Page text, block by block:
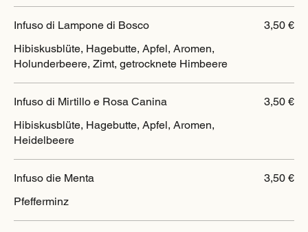
Infuso di Lampone di Bosco
Hibiskusblüte, Hagebutte, Apfel, Aromen,
Holunderbeere, Zimt, getrocknete Himbeere
3,50 €
Infuso di Mirtillo e Rosa Canina
Hibiskusblüte, Hagebutte, Apfel, Aromen,
Heidelbeere
3,50 €
Infuso die Menta
Pfefferminz
3,50 €